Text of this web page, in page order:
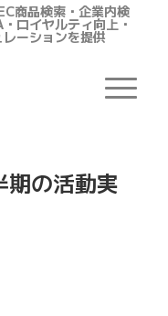
商品検索・企業内検
ロイヤルティ向上・
ーションを提供
期の活動実